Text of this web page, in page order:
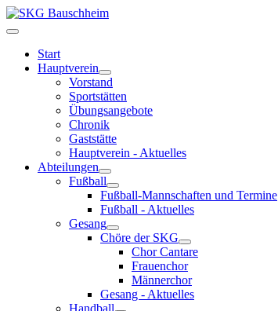
Start
Hauptverein
Vorstand
Sportstätten
Übungsangebote
Chronik
Gaststätte
Hauptverein - Aktuelles
Abteilungen
Fußball
Fußball-Mannschaften und Termine
Fußball - Aktuelles
Gesang
Chöre der SKG
Chor Cantare
Frauenchor
Männerchor
Gesang - Aktuelles
Handball